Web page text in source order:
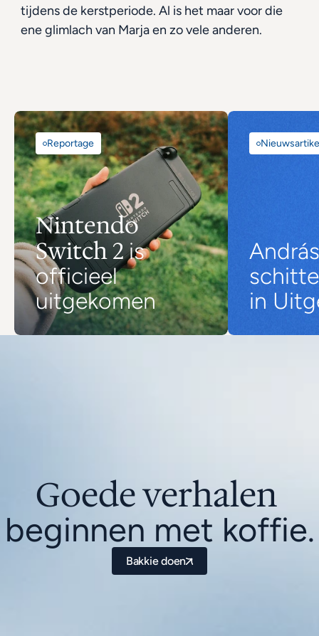
tijdens de kerstperiode. Al is het maar voor die
ene glimlach van Marja en zo vele anderen.
Reportage
Nintendo
Switch 2 is
officieel
uitgekomen
in
Goede verhalen
beginnen met koffie.
Bakkie doen